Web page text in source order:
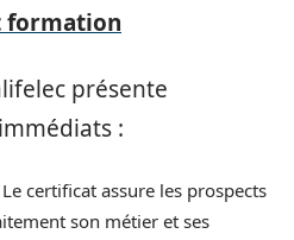
formation
présente
:
Le certificat assure les prospects
son métier et ses